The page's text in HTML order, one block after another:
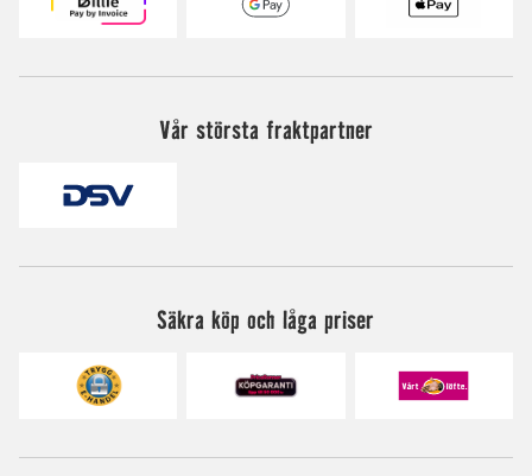
Vår största fraktpartner
Säkra köp och låga priser